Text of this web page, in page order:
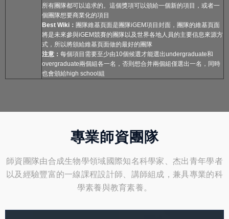
所有團隊都可以追求的。這個獎項可以頒給一個新的項目，或者一
個團隊想要商業化的項目
Best Wiki ： 團隊維基頁面是團隊iGEM項目封面，團隊的維基頁面
將是未來參與iGEM競賽的團隊以及世界各地人員的主要信息來源方
式，所以將頒給維基頁面做的最好的團隊
注意： 每個項目需要至少由10個候選才能選出undergraduate和
overgraduate兩個組各一名，否則想合并兩個組僅選出一名，同時
也會頒給high school組
專業師資團隊
師資團隊由合成生物學領域國際知名科學家、杰出青年學者
以及經驗豐富的一線課程設計師、講師組成，兼具專業的科
學素養與教育素養。